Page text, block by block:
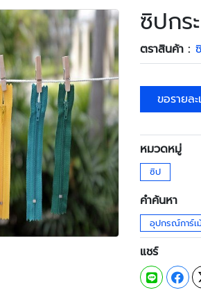
ซิปกร
ตราสินค้า :
ขอรายล
หมวดหมู่
ซิป
คำค้นหา
อุปกรณ์การ์เ
แชร์